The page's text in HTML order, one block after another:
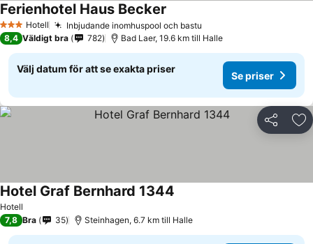
3 StjärnorHotell Inbjudande inomhuspool och bastu
Ferienhotel Haus Becker
8,4 Väldigt bra 782 Bad Laer, 19.6 km till Halle
Välj datum för att se exakta priser
Se priser
Dela
Hotell
Hotel Graf Bernhard 1344
7,8 Bra 35 Steinhagen, 6.7 km till Halle